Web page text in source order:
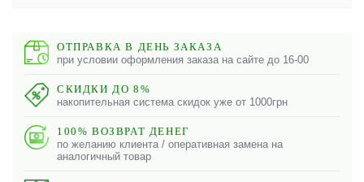
ОТПРАВКА В ДЕНЬ ЗАКАЗА
при условии оформления заказа на сайте до 16-00
СКИДКИ ДО 8%
накопительная система скидок уже от 1000грн
100% ВОЗВРАТ ДЕНЕГ
по желанию клиента / оперативная замена на
аналогичный товар